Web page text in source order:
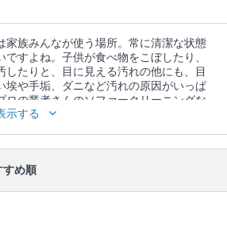
家族みんなが使う場所。常に清潔な状態
ですよね。子供が食べ物をこぼしたり、
したりと、目に見える汚れの他にも、目
埃や手垢、ダニなど汚れの原因がいっぱ
ロの業者さんのソファークリーニングな
いと思っていたシミや臭い、ダニや雑菌
含まれる椅子・ソファークリーニング
示する
すめ順